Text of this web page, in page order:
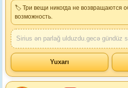
🏷 Три вещи никогда не возвращаются
возможность.
Sirius ən parlağ ulduzdu.gecə gündüz
Yuxarı